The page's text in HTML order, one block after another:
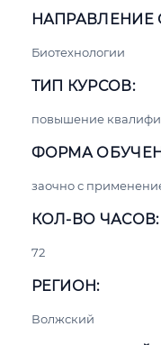
НАПРАВЛЕНИЕ
Биотехнологии
ТИП КУРСОВ:
повышение
ФОРМА
заочно с
КОЛ-ВО ЧАСОВ:
72
РЕГИОН:
Волжский